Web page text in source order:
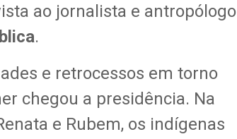
ao jornalista e antropólogo
.
e retrocessos em torno
chegou a presidência. Na
e Rubem, os indígenas